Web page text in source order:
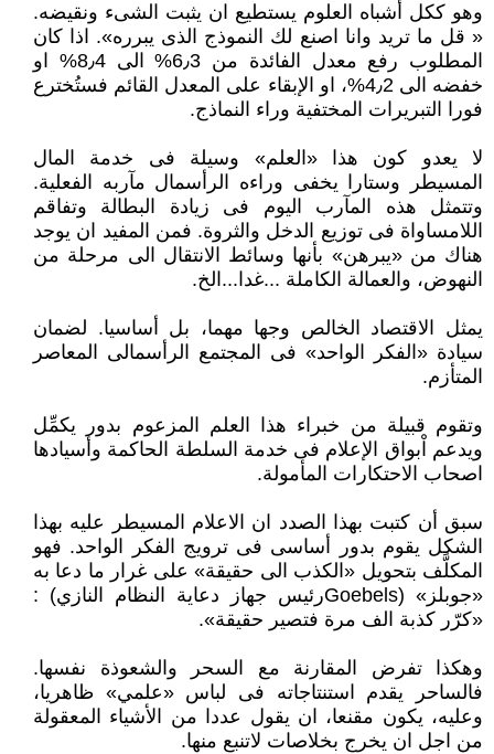
وهو ككل أشباه العلوم يستطيع ان يثبت الشىء ونقيضه.
« قل ما تريد وانا اصنع لك النموذج الذى يبرره». اذا كان
المطلوب رفع معدل الفائدة من 6٫3% الى 8٫4% او
خفضه الى 4٫2%، او الإبقاء على المعدل القائم فستُخترع
فورا التبريرات المختفية وراء النماذج.
لا يعدو كون هذا «العلم» وسيلة فى خدمة المال
المسيطر وستارا يخفى وراءه الرأسمال مآربه الفعلية.
وتتمثل هذه المآرب اليوم فى زيادة البطالة وتفاقم
اللامساواة فى توزيع الدخل والثروة. فمن المفيد ان يوجد
هناك من «يبرهن» بأنها وسائط الانتقال الى مرحلة من
النهوض، والعمالة الكاملة ...غدا...الخ.
يمثل الاقتصاد الخالص وجها مهما، بل أساسيا. لضمان
سيادة «الفكر الواحد» فى المجتمع الرأسمالى المعاصر
المتأزم.
وتقوم قبيلة من خبراء هذا العلم المزعوم بدور يكمِّل
ويدعم اْبواق الإعلام فى خدمة السلطة الحاكمة وأسيادها
اصحاب الاحتكارات المأمولة.
سبق أن كتبت بهذا الصدد ان الاعلام المسيطر عليه بهذا
الشكل يقوم بدور أساسى فى ترويج الفكر الواحد. فهو
المكلَّف بتحويل «الكذب الى حقيقة» على غرار ما دعا به
«جوبلز» (Goebelsرئيس جهاز دعاية النظام النازي) :
«كرّر كذبة الف مرة فتصير حقيقة».
وهكذا تفرض المقارنة مع السحر والشعوذة نفسها.
فالساحر يقدم استنتاجاته فى لباس «علمي» ظاهريا،
وعليه، يكون مقنعا، ان يقول عددا من الأشياء المعقولة
من اجل ان يخرج بخلاصات لاتنبع منها.